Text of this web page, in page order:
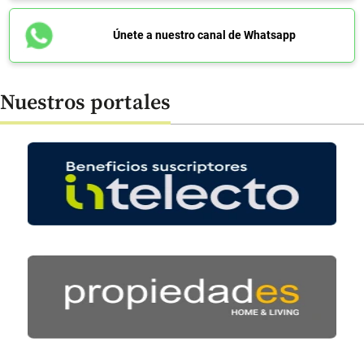
Únete a nuestro canal de Whatsapp
Nuestros portales